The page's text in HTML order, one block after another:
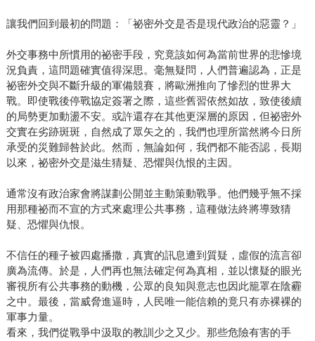
讓我們回到最初的問題：「祕密外交是否是現代政治的惡靈？」
外交事務中所慣用的祕密手段，究竟該如何為當前世界的悲慘境
況負責，這問題確實值得深思。毫無疑問，人們普遍認為，正是
祕密外交與不斷升級的軍備競賽，將歐洲推向了慘烈的世界大
戰。即使戰後停戰協定簽署之際，這些舊習依然如故，致使後續
的局勢更加動盪不安。或許還存在其他更深層的原因，但祕密外
交實在劣跡斑斑，自然成了眾矢之的，我們也理所當然將今日所
承受的災難歸咎於此。然而，無論如何，我們都不能否認，長期
以來，祕密外交是滋生猜疑、恐懼與仇恨的主因。
通常沒有政治家會將謀劃公開並主動策動戰爭。他們幾乎無不採
用那種祕而不宣的方式來處理公共事務，這種做法終將導致猜
疑、恐懼與仇恨。
不信任的種子被四處播撒，真實的訊息遭到質疑，虛假的流言卻
廣為流傳。於是，人們再也無法確定何為真相，並以懷疑的眼光
審視所有公共事務的動機，公眾的良知與意志也因此籠罩在陰霾
之中。最後，當威脅進逼時，人民唯一能信賴的竟只有赤裸裸的
軍事力量。
看來，我們從戰爭中汲取的教訓少之又少。那些危險有害的手